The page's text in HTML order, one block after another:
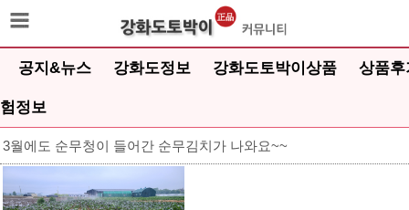
공지&뉴스 강화도정보 강화도토박이상품 상품후
험정보
3월에도 순무청이 들어간 순무김치가 나와요~~